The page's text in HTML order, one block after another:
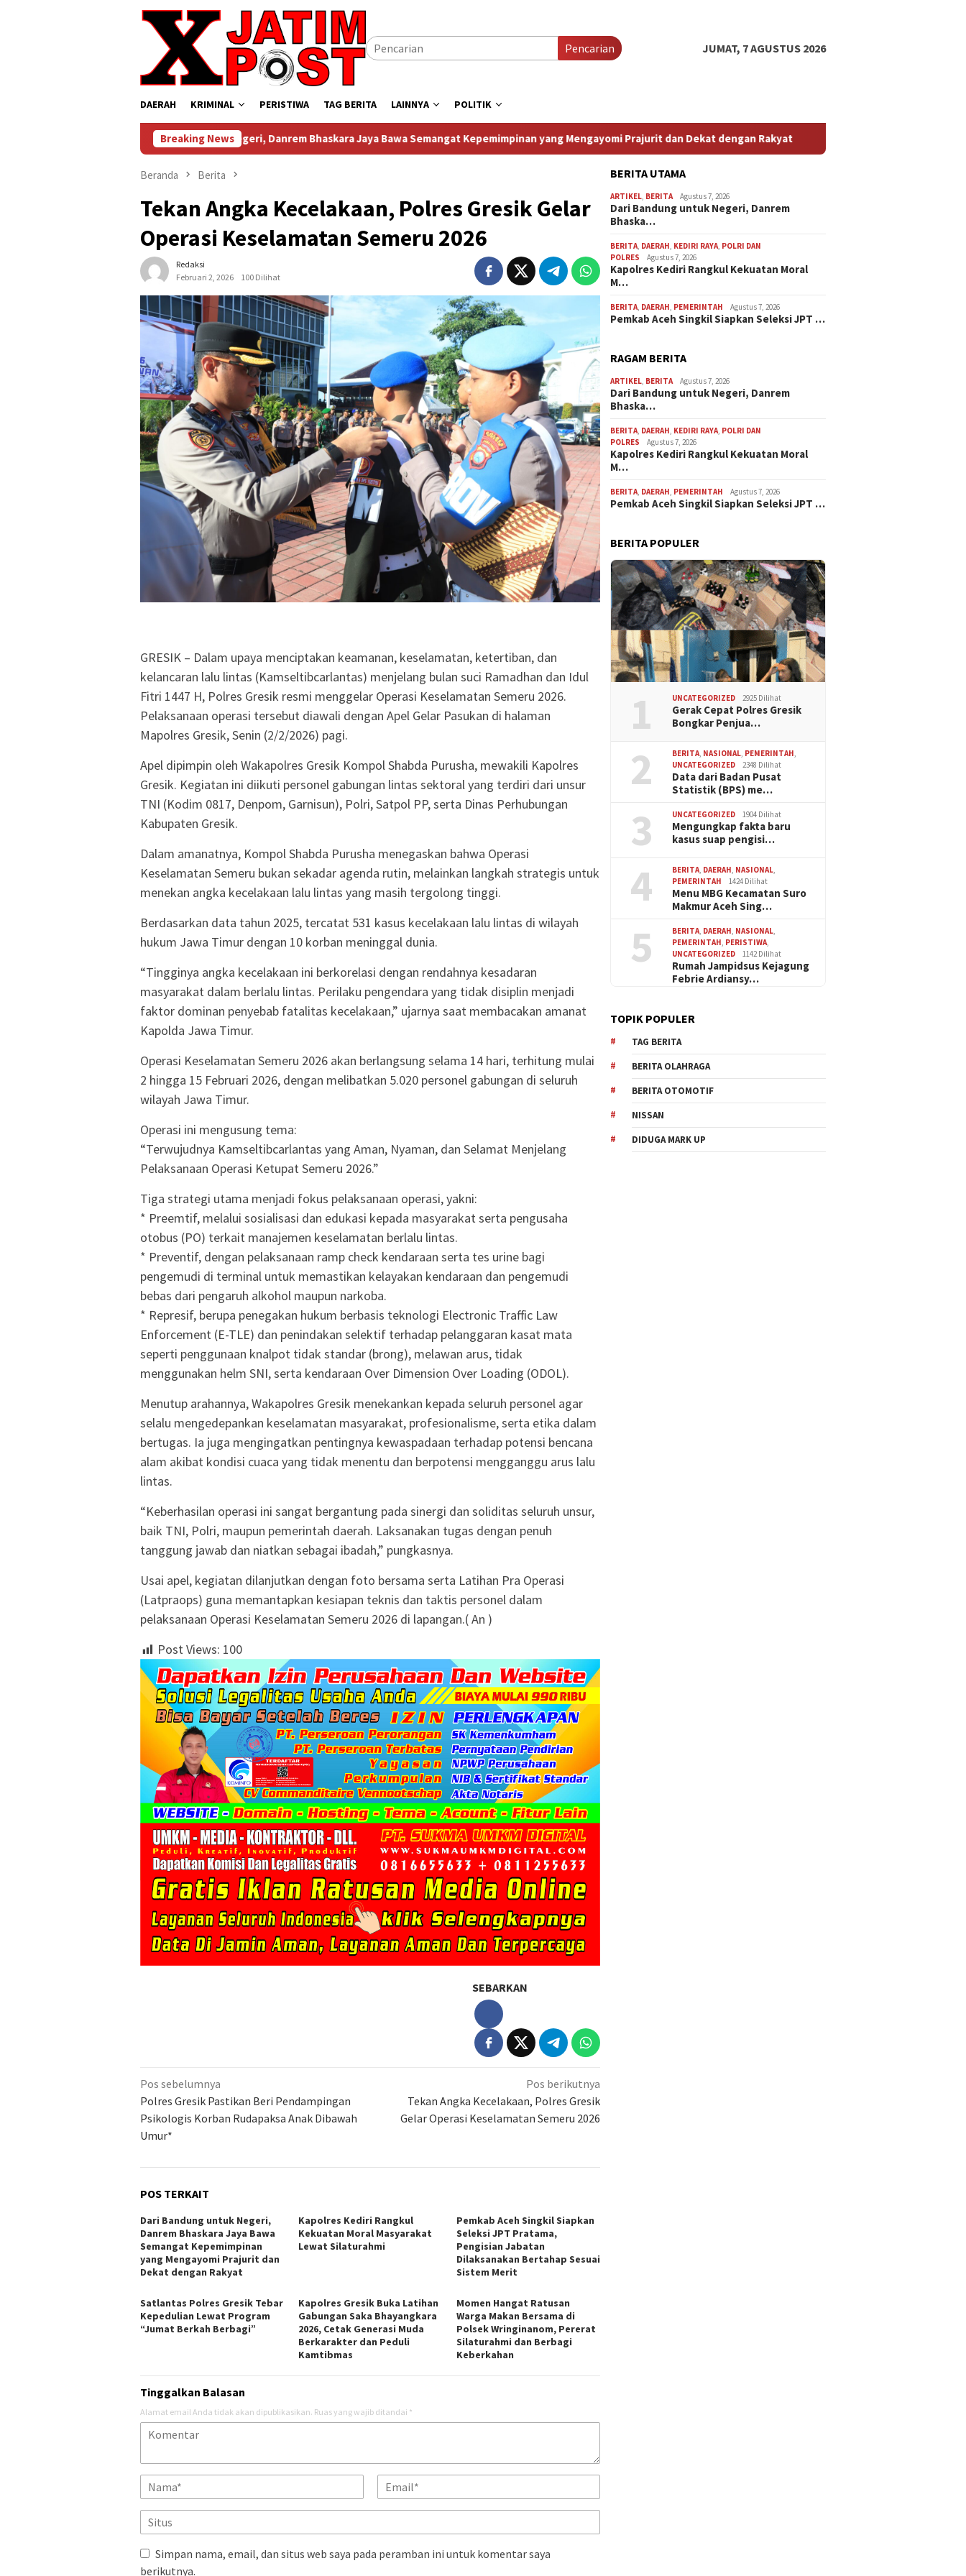
Pencarian JUMAT, 7 AGUSTUS 2026
DAERAH KRIMINAL PERISTIWA TAG BERITA LAINNYA POLITIK
Breaking News
Dari Bandung untuk Negeri, Danrem Bhaskara Jaya Bawa Semangat Kepemimpinan yang Mengayomi Prajurit dan Dekat dengan Rakyat Kapolres Kediri Rangkul Kekuatan Moral
Beranda Berita
Tekan Angka Kecelakaan, Polres Gresik Gelar
Operasi Keselamatan Semeru 2026
Redaksi
Februari 2, 2026
100 Dilihat
GRESIK – Dalam upaya menciptakan keamanan, keselamatan, ketertiban, dan
kelancaran lalu lintas (Kamseltibcarlantas) menjelang bulan suci Ramadhan dan Idul
Fitri 1447 H, Polres Gresik resmi menggelar Operasi Keselamatan Semeru 2026.
Pelaksanaan operasi tersebut diawali dengan Apel Gelar Pasukan di halaman
Mapolres Gresik, Senin (2/2/2026) pagi.
Apel dipimpin oleh Wakapolres Gresik Kompol Shabda Purusha, mewakili Kapolres
Gresik. Kegiatan ini diikuti personel gabungan lintas sektoral yang terdiri dari unsur
TNI (Kodim 0817, Denpom, Garnisun), Polri, Satpol PP, serta Dinas Perhubungan
Kabupaten Gresik.
Dalam amanatnya, Kompol Shabda Purusha menegaskan bahwa Operasi
Keselamatan Semeru bukan sekadar agenda rutin, melainkan langkah strategis untuk
menekan angka kecelakaan lalu lintas yang masih tergolong tinggi.
Berdasarkan data tahun 2025, tercatat 531 kasus kecelakaan lalu lintas di wilayah
hukum Jawa Timur dengan 10 korban meninggal dunia.
“Tingginya angka kecelakaan ini berkorelasi dengan rendahnya kesadaran
masyarakat dalam berlalu lintas. Perilaku pengendara yang tidak disiplin menjadi
faktor dominan penyebab fatalitas kecelakaan,” ujarnya saat membacakan amanat
Kapolda Jawa Timur.
Operasi Keselamatan Semeru 2026 akan berlangsung selama 14 hari, terhitung mulai
2 hingga 15 Februari 2026, dengan melibatkan 5.020 personel gabungan di seluruh
wilayah Jawa Timur.
Operasi ini mengusung tema:
“Terwujudnya Kamseltibcarlantas yang Aman, Nyaman, dan Selamat Menjelang
Pelaksanaan Operasi Ketupat Semeru 2026.”
Tiga strategi utama menjadi fokus pelaksanaan operasi, yakni:
* Preemtif, melalui sosialisasi dan edukasi kepada masyarakat serta pengusaha
otobus (PO) terkait manajemen keselamatan berlalu lintas.
* Preventif, dengan pelaksanaan ramp check kendaraan serta tes urine bagi
pengemudi di terminal untuk memastikan kelayakan kendaraan dan pengemudi
bebas dari pengaruh alkohol maupun narkoba.
* Represif, berupa penegakan hukum berbasis teknologi Electronic Traffic Law
Enforcement (E-TLE) dan penindakan selektif terhadap pelanggaran kasat mata
seperti penggunaan knalpot tidak standar (brong), melawan arus, tidak
menggunakan helm SNI, serta kendaraan Over Dimension Over Loading (ODOL).
Menutup arahannya, Wakapolres Gresik menekankan kepada seluruh personel agar
selalu mengedepankan keselamatan masyarakat, profesionalisme, serta etika dalam
bertugas. Ia juga mengingatkan pentingnya kewaspadaan terhadap potensi bencana
alam akibat kondisi cuaca yang tidak menentu dan berpotensi mengganggu arus lalu
lintas.
“Keberhasilan operasi ini sangat bergantung pada sinergi dan soliditas seluruh unsur,
baik TNI, Polri, maupun pemerintah daerah. Laksanakan tugas dengan penuh
tanggung jawab dan niatkan sebagai ibadah,” pungkasnya.
Usai apel, kegiatan dilanjutkan dengan foto bersama serta Latihan Pra Operasi
(Latpraops) guna memantapkan kesiapan teknis dan taktis personel dalam
pelaksanaan Operasi Keselamatan Semeru 2026 di lapangan.( An )
Post Views: 100
SEBARKAN
Navigasi
pos
Pos sebelumnya
Polres Gresik Pastikan Beri Pendampingan
Psikologis Korban Rudapaksa Anak Dibawah
Umur*
Pos berikutnya
Tekan Angka Kecelakaan, Polres Gresik
Gelar Operasi Keselamatan Semeru 2026
POS TERKAIT
Dari Bandung untuk Negeri,
Danrem Bhaskara Jaya Bawa
Semangat Kepemimpinan
yang Mengayomi Prajurit dan
Dekat dengan Rakyat
Kapolres Kediri Rangkul
Kekuatan Moral Masyarakat
Lewat Silaturahmi
Pemkab Aceh Singkil Siapkan
Seleksi JPT Pratama,
Pengisian Jabatan
Dilaksanakan Bertahap Sesuai
Sistem Merit
Satlantas Polres Gresik Tebar
Kepedulian Lewat Program
“Jumat Berkah Berbagi”
Kapolres Gresik Buka Latihan
Gabungan Saka Bhayangkara
2026, Cetak Generasi Muda
Berkarakter dan Peduli
Kamtibmas
Momen Hangat Ratusan
Warga Makan Bersama di
Polsek Wringinanom, Pererat
Silaturahmi dan Berbagi
Keberkahan
Tinggalkan Balasan
Alamat email Anda tidak akan dipublikasikan. Ruas yang wajib ditandai *
Simpan nama, email, dan situs web saya pada peramban ini untuk komentar saya
berikutnya.
BERITA UTAMA
ARTIKEL, BERITA Agustus 7, 2026
Dari Bandung untuk Negeri, Danrem
Bhaska…
BERITA, DAERAH, KEDIRI RAYA, POLRI DAN
POLRES
Agustus 7, 2026
Kapolres Kediri Rangkul Kekuatan Moral
M…
BERITA, DAERAH, PEMERINTAH Agustus 7, 2026
Pemkab Aceh Singkil Siapkan Seleksi JPT …
RAGAM BERITA
ARTIKEL, BERITA Agustus 7, 2026
Dari Bandung untuk Negeri, Danrem
Bhaska…
BERITA, DAERAH, KEDIRI RAYA, POLRI DAN
POLRES
Agustus 7, 2026
Kapolres Kediri Rangkul Kekuatan Moral
M…
BERITA, DAERAH, PEMERINTAH Agustus 7, 2026
Pemkab Aceh Singkil Siapkan Seleksi JPT …
BERITA POPULER
1 UNCATEGORIZED 2925 Dilihat
Gerak Cepat Polres Gresik
Bongkar Penjua…
2 BERITA NASIONAL PEMERINTAH
UNCATEGORIZED
2348 Dilihat
Data dari Badan Pusat
Statistik (BPS) me…
3 UNCATEGORIZED 1904 Dilihat
Mengungkap fakta baru
kasus suap pengisi…
4 BERITA DAERAH NASIONAL
PEMERINTAH
1424 Dilihat
Menu MBG Kecamatan Suro
Makmur Aceh Sing…
5 BERITA DAERAH NASIONAL
PEMERINTAH PERISTIWA
UNCATEGORIZED
1142 Dilihat
Rumah Jampidsus Kejagung
Febrie Ardiansy…
TOPIK POPULER
TAG BERITA
BERITA OLAHRAGA
BERITA OTOMOTIF
NISSAN
DIDUGA MARK UP